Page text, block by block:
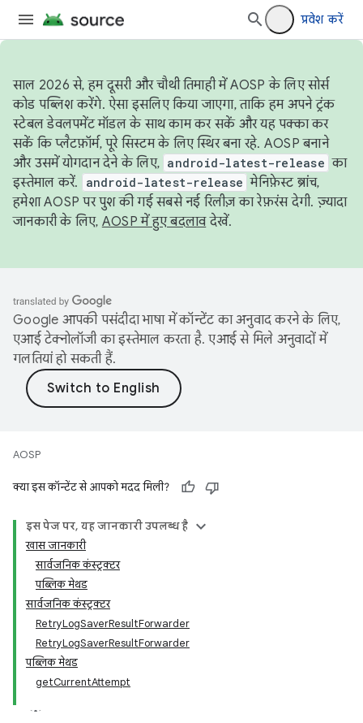
प्रवेश करें
साल 2026 से, हम दूसरी और चौथी तिमाही में AOSP के लिए सोर्स
कोड पब्लिश करेंगे. ऐसा इसलिए किया जाएगा, ताकि हम अपने ट्रंक
स्टेबल डेवलपमेंट मॉडल के साथ काम कर सकें और यह पक्का कर
सकें कि प्लैटफ़ॉर्म, पूरे सिस्टम के लिए स्थिर बना रहे. AOSP बनाने
और उसमें योगदान देने के लिए, android-latest-release का
इस्तेमाल करें.
android-latest-release मेनिफ़ेस्ट ब्रांच,
हमेशा AOSP पर पुश की गई सबसे नई रिलीज़ का रेफ़रंस देगी. ज़्यादा
जानकारी के लिए, AOSP में हुए बदलावदेखें.
Google आपकी पसंदीदा भाषा में कॉन्टेंट का अनुवाद करने के लिए,
एआई टेक्नोलॉजी का इस्तेमाल करता है. एआई से मिले अनुवादों में
गलतियां हो सकती हैं.
AOSP
क्या इस कॉन्टेंट से आपको मदद मिली?
इस पेज पर, यह जानकारी उपलब्ध है
खास जानकारी
सार्वजनिक कंस्ट्रक्टर
पब्लिक मेथड
सार्वजनिक कंस्ट्रक्टर
RetryLogSaverResultForwarder
RetryLogSaverResultForwarder
पब्लिक मेथड
getCurrentAttempt